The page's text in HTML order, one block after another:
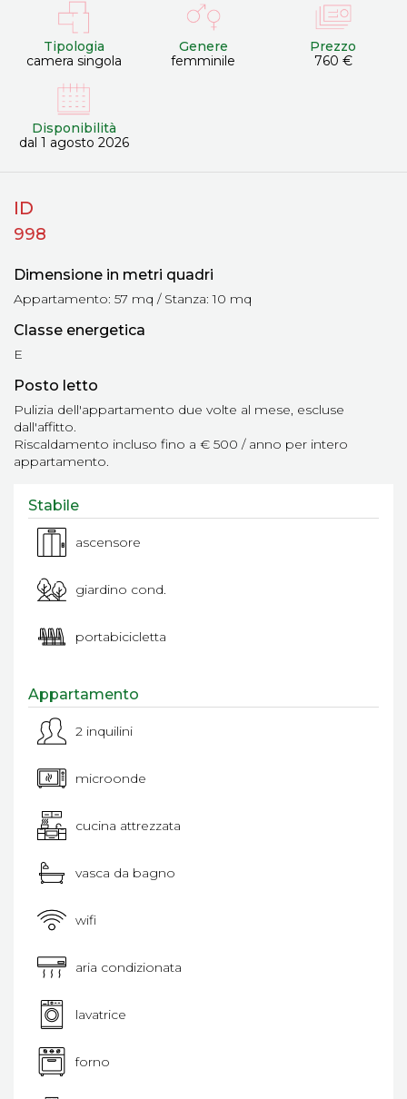
Tipologia
camera singola
Genere
femminile
Prezzo
760 €
Disponibilità
dal 1 agosto 2026
ID
998
Dimensione in metri quadri
Appartamento: 57 mq / Stanza: 10 mq
Classe energetica
E
Posto letto
Pulizia dell'appartamento due volte al mese, escluse
dall'affitto.
Riscaldamento incluso fino a € 500 / anno per intero
appartamento.
Stabile
ascensore
giardino cond.
portabicicletta
Appartamento
2 inquilini
microonde
cucina attrezzata
vasca da bagno
wifi
aria condizionata
lavatrice
forno